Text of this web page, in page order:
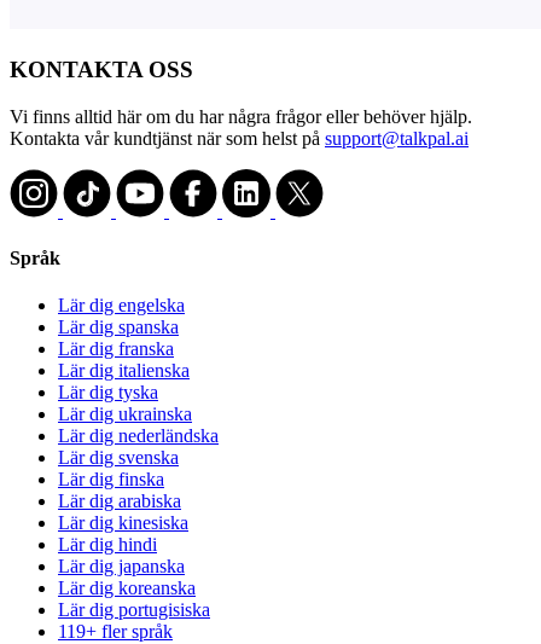
KONTAKTA OSS
Vi finns alltid här om du har några frågor eller behöver hjälp.
Kontakta vår kundtjänst när som helst på support@talkpal.ai
Språk
Lär dig engelska
Lär dig spanska
Lär dig franska
Lär dig italienska
Lär dig tyska
Lär dig ukrainska
Lär dig nederländska
Lär dig svenska
Lär dig finska
Lär dig arabiska
Lär dig kinesiska
Lär dig hindi
Lär dig japanska
Lär dig koreanska
Lär dig portugisiska
119+ fler språk